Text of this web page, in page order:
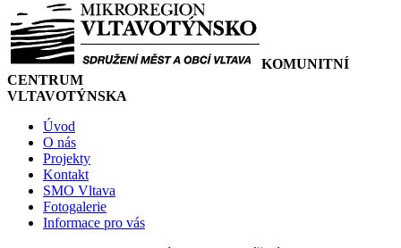
KOMUNITNÍ
CENTRUM
VLTAVOTÝNSKA
Úvod
O nás
Projekty
Kontakt
SMO Vltava
Fotogalerie
Informace pro vás